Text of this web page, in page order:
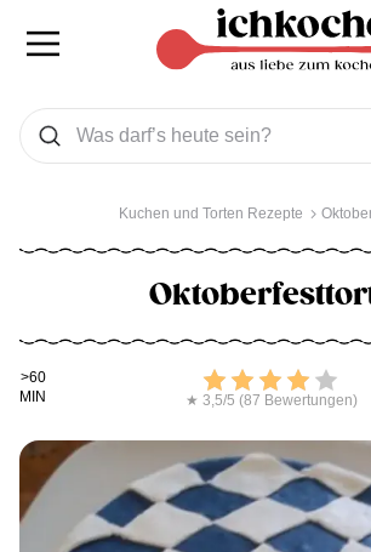
Was wollen Sie suchen
Suchen
Kuchen und Torten Rezepte
Kochdauer
>60
MIN
Bewerten
★ 3,5/5 (87 Bewertungen)